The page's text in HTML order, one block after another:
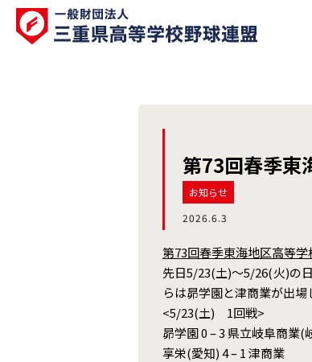
第73回春季東
お知らせ
2026.6.3
第73回春季東海地区高等
先日5/23(土)〜5/26(火)の
らは昴学園と津商業が出場
<5/23(土) 1回戦>
昴学園 0 – 3 県立岐阜商業(
享栄(愛知) 4 – 1 津商業